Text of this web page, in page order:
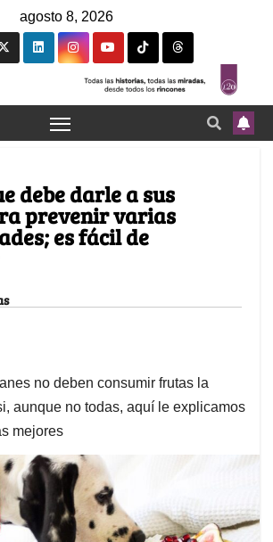
agosto 8, 2026
debe darle a sus
prevenir varias
es fácil de
no deben consumir frutas la
aunque no todas, aquí le explicamos
mejores